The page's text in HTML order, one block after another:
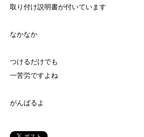
取り付け説明書が付いています
なかなか
つけるだけでも
一苦労ですよね
がんばるよ